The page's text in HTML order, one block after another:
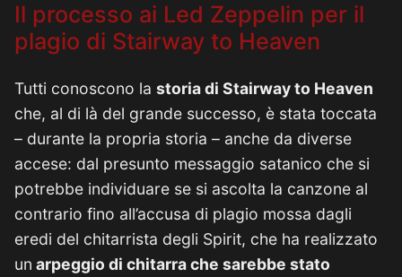
Il processo ai Led Zeppelin per il
plagio di Stairway to Heaven
Tutti conoscono la storia di Stairway to Heaven
che, al di là del grande successo, è stata toccata
– durante la propria storia – anche da diverse
accese: dal presunto messaggio satanico che si
potrebbe individuare se si ascolta la canzone al
contrario fino all’accusa di plagio mossa dagli
eredi del chitarrista degli Spirit, che ha realizzato
un arpeggio di chitarra che sarebbe stato